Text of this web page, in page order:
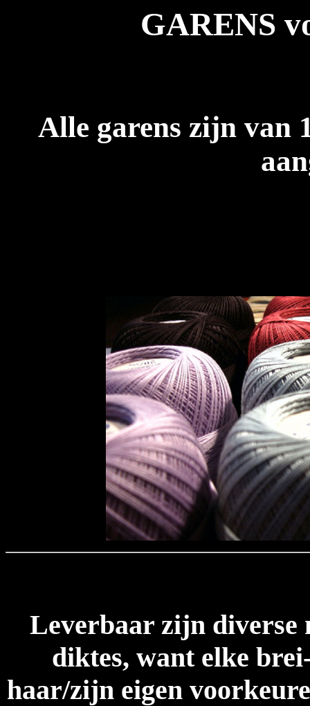
GARENS
Alle garens zijn van
Leverbaar zijn diverse
diktes, want elke
haar/zijn eigen